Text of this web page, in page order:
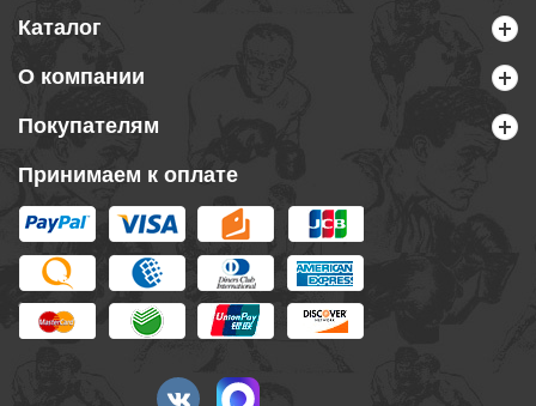
Каталог
О компании
Покупателям
Принимаем к оплате